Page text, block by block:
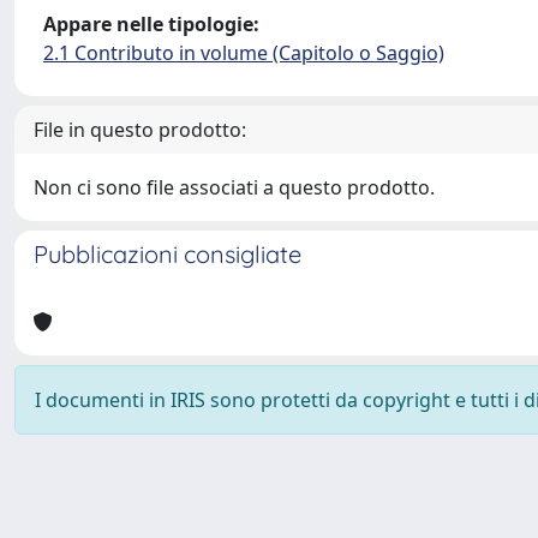
Appare nelle tipologie:
2.1 Contributo in volume (Capitolo o Saggio)
File in questo prodotto:
Non ci sono file associati a questo prodotto.
Pubblicazioni consigliate
I documenti in IRIS sono protetti da copyright e tutti i